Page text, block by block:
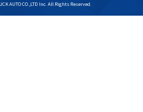
AUTO CO.,LTD Inc. All Rights Reserved.